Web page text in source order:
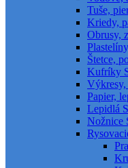
Tuše,
Kriedy,
Obrusy,
Štetce,
Kufríky
Výkresy,
Papier,
Lepidlá
Nožnice